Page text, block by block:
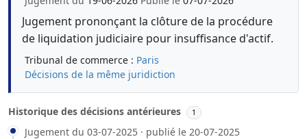
Jugement prononçant la clôture de la procédure
de liquidation judiciaire pour insuffisance d'actif.
Tribunal de commerce : Paris
Décisions de la même juridiction
Historique des décisions antérieures 1
Jugement du 03-07-2025 · publié le 20-07-2025